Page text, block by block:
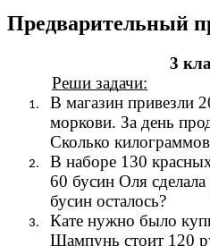
Предварительный
3
Реши задачи:
В магазин привезли
моркови. За день
Сколько
В наборе 130
60 бусин Оля
бусин осталось?
Кате нужно было
Шампунь стоит 120